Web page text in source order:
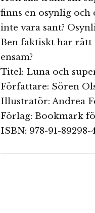
finns en osynlig och
inte vara sant?
Ben faktiskt har rätt
ensam?
Titel: Luna och
Författare: Sören
Illustratör: Andrea
Förlag: Bookmark
ISBN: 978-91-89298-